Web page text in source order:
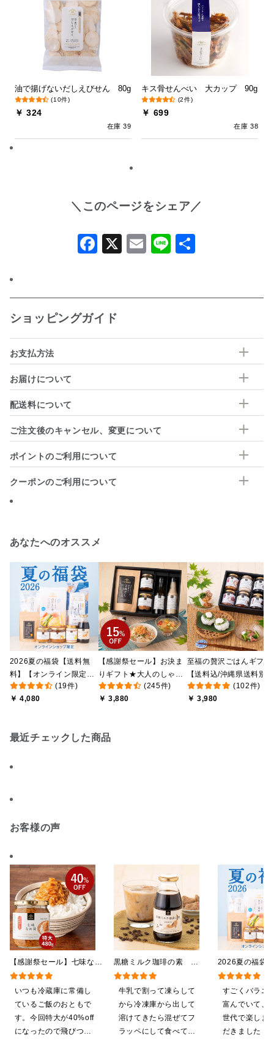
油で揚げないだしえびせん 80g
(10件)
￥ 324
在庫 39
キス骨せんべい 大カップ 90g
(2件)
￥ 699
在庫 38
＼このページをシェア／
Facebook
X Email
Line
ショッピングガイド
お支払方法
お届けについて
配送料について
ご注文後のキャンセル、変更について
ポイントのご利用について
クーポンのご利用について
あなたへのオススメ
2026夏の福袋【送料無
料】【オンライン限定】
【ポイントキャンペーン
実施中】【のし・ラッピ
(19件)
￥ 4,080
【感謝祭セール】お決ま
りギフト★大人のしゃけ
しゃけめんたい入り【送
料込/沖縄県送料別途】
(245件)
￥ 3,880
至福の贅沢ごはんギフト
【送料込/沖縄県送料別
途】【化粧箱包装付/オン
ライン限定】
(102件)
￥ 3,980
最近チェックした商品
お客様の声
【感謝祭セール】七味なめ
茸 480g（特大）（八幡
屋礒五郎の七味唐辛子入
り）
いつも冷蔵庫に常備し
ているご飯のおともで
す。今回特大が40%off
になったので飛びつき
2026夏の福袋
料】【オンライ
【ポイントキ
施中】【のし
グ・化粧箱詰
すごくバラエ
富んでいて、
世代で楽しま
だきました！
黒糖ミルク珈琲の素
275ml （ドリンクベース／
希釈タイプ）
牛乳で割って凍らして
から冷凍庫から出して
溶けてきたら混ぜてフ
ラッペにして食べてい